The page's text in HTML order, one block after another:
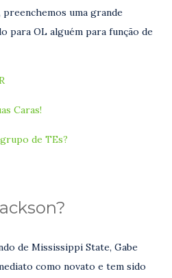
uma grande
para OL alguém para função de
Caras!
de TEs?
de Mississippi State, Gabe
como novato e tem sido